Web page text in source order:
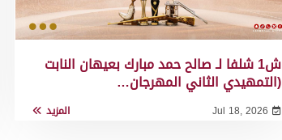
ش1 شلفا لـ صالح حمد مبارك بعيهان النابت
(التمهيدي الثاني المهرجان…
Jul 18, 2026 المزيد